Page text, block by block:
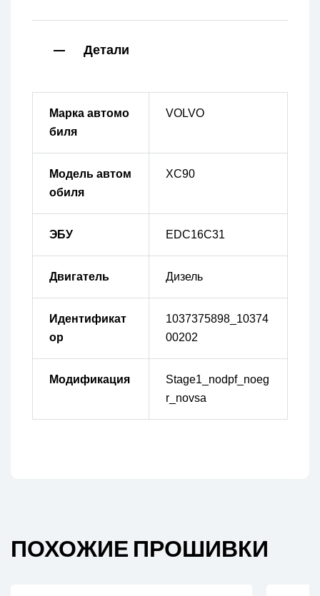
Детали
Марка автомо
биля
VOLVO
Модель автом
обиля
XC90
ЭБУ EDC16C31
Двигатель Дизель
Идентификат
ор
1037375898_10374
00202
Модификация
Stage1_nodpf_noeg
r_novsa
ПОХОЖИЕ ПРОШИВКИ